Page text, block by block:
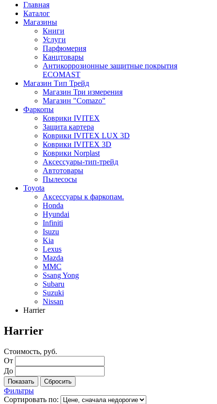
Главная
Каталог
Магазины
Книги
Услуги
Парфюмерия
Канцтовары
Антикоррозионные защитные покрытия
ECOMAST
Магазин Тип Трейд
Магазин Три измерения
Магазин "Comazo"
Фаркопы
Коврики IVITEX
Защита картера
Коврики IVITEX LUX 3D
Коврики IVITEX 3D
Коврики Norplast
Аксессуары-тип-трейд
Автотовары
Пылесосы
Toyota
Аксессуары к фаркопам.
Honda
Hyundai
Infiniti
Isuzu
Kia
Lexus
Mazda
MMC
Ssang Yong
Subaru
Suzuki
Nissan
Harrier
Harrier
Стоимость, руб.
От
До
Фильтры
Сортировать по: